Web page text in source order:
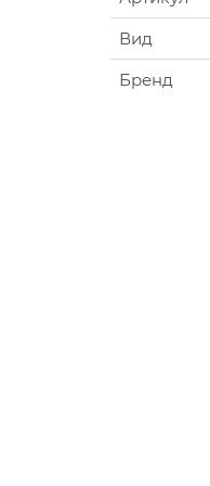
Вид
Бренд